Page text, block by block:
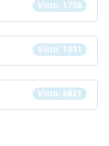
Visto: 1756
Visto: 1031
Visto: 6821